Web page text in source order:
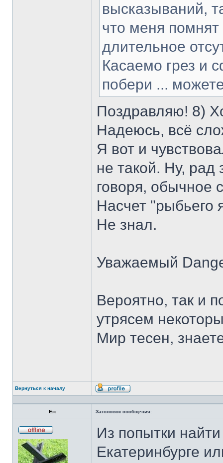
высказываний,
что меня
длительное
Касаемо грез и
побери ...
Поздравляю! 8)
Надеюсь, всё
Я вот и
не такой. Ну,
говоря, обычное
Насчет "рыбьего
Не знал.
Уважаемый
Вероятно, так и
утрясем
Мир тесен,
Вернуться к началу
Профиль
Ёж Заголовок сообщения:
в
сети
Из попытки
Екатеринбурге